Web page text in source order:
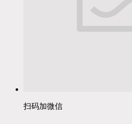
扫码加微信